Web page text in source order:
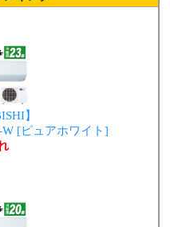
】
[ピュアホワイト]